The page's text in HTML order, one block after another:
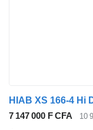
HIAB XS 166-4 Hi
7 147 000 F CFA
10